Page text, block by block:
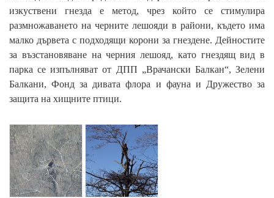
изкуствени гнезда е метод, чрез който се стимулира
размножаването на черните лешояди в райони, където има
малко дървета с подходящи корони за гнездене. Дейностите
за възстановяване на черния лешояд, като гнездящ вид в
парка се изпълняват от ДПП „Врачански Балкан“, Зелени
Балкани, Фонд за дивата флора и фауна и Дружество за
защита на хищните птици.
{
p
a
r
a
m
{
p
a
r
a
m